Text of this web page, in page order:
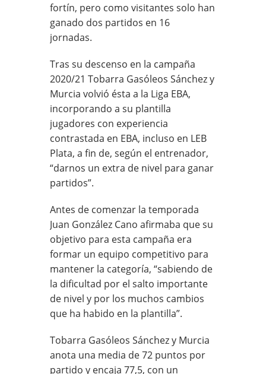
fortín, pero como visitantes solo han
ganado dos partidos en 16
jornadas.
Tras su descenso en la campaña
2020/21 Tobarra Gasóleos Sánchez y
Murcia volvió ésta a la Liga EBA,
incorporando a su plantilla
jugadores con experiencia
contrastada en EBA, incluso en LEB
Plata, a fin de, según el entrenador,
“darnos un extra de nivel para ganar
partidos”.
Antes de comenzar la temporada
Juan González Cano afirmaba que su
objetivo para esta campaña era
formar un equipo competitivo para
mantener la categoría, “sabiendo de
la dificultad por el salto importante
de nivel y por los muchos cambios
que ha habido en la plantilla”.
Tobarra Gasóleos Sánchez y Murcia
anota una media de 72 puntos por
partido y encaja 77,5, con un